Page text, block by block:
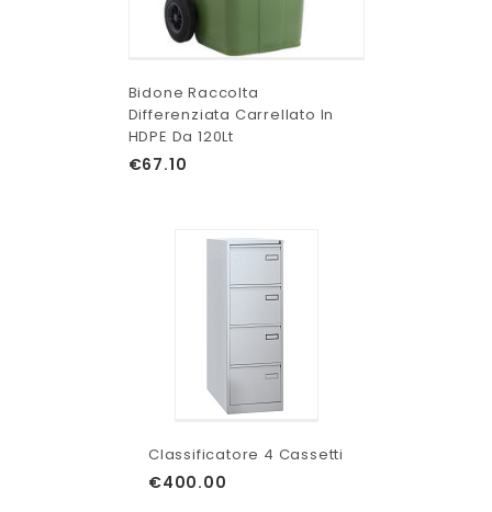
Bidone Raccolta
Differenziata Carrellato In
HDPE Da 120Lt
€67.10
Classificatore 4 Cassetti
€400.00